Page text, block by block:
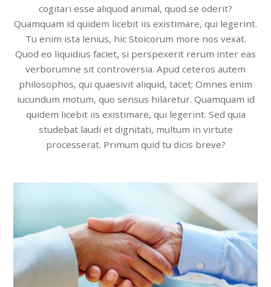
cogitari esse aliquod animal, quod se oderit?
Quamquam id quidem licebit iis existimare, qui legerint.
Tu enim ista lenius, hic Stoicorum more nos vexat.
Quod eo liquidius faciet, si perspexerit rerum inter eas
verborumne sit controversia. Apud ceteros autem
philosophos, qui quaesivit aliquid, tacet; Omnes enim
iucundum motum, quo sensus hilaretur. Quamquam id
quidem licebit iis existimare, qui legerint. Sed quia
studebat laudi et dignitati, multum in virtute
processerat. Primum quid tu dicis breve?